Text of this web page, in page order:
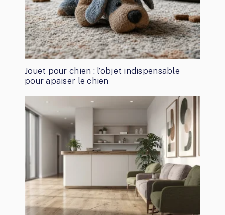
Jouet pour chien : l’objet indispensable
pour apaiser le chien